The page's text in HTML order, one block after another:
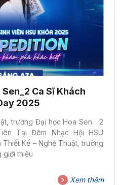
Ca Sĩ Khách
2025
trường Đại học Hoa Sen 2
Tại Đêm Nhạc Hội HSU
Kế – Nghệ Thuật, trường
giới thiệu
Xem thêm